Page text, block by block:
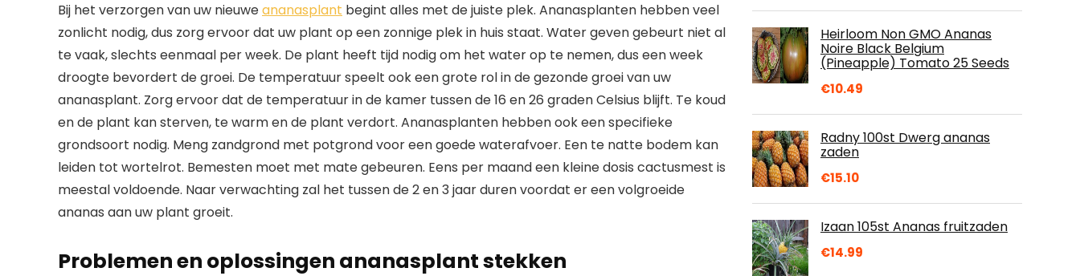
Bij het verzorgen van uw nieuweananasplant begint alles met de juiste plek. Ananasplanten hebben veel
zonlicht nodig, dus zorg ervoor dat uw plant op een zonnige plek in huis staat. Water geven gebeurt niet al
te vaak, slechts eenmaal per week. De plant heeft tijd nodig om het water op te nemen, dus een week
droogte bevordert de groei. De temperatuur speelt ook een grote rol in de gezonde groei van uw
ananasplant. Zorg ervoor dat de temperatuur in de kamer tussen de 16 en 26 graden Celsius blijft. Te koud
en de plant kan sterven, te warm en de plant verdort. Ananasplanten hebben ook een specifieke
grondsoort nodig. Meng zandgrond met potgrond voor een goede waterafvoer. Een te natte bodem kan
leiden tot wortelrot. Bemesten moet met mate gebeuren. Eens per maand een kleine dosis cactusmest is
meestal voldoende. Naar verwachting zal het tussen de 2 en 3 jaar duren voordat er een volgroeide
ananas aan uw plant groeit.
Problemen en oplossingen ananasplant stekken
Heirloom Non GMO Ananas
Noire Black Belgium
(Pineapple) Tomato 25 Seeds
€10.49
Radny 100st Dwerg ananas
zaden
€15.10
Izaan 105st Ananas fruitzaden
€14.99